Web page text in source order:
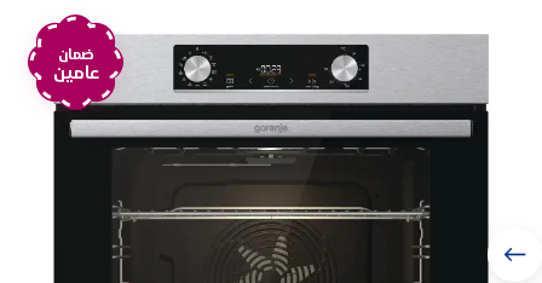
ضمان
عامين